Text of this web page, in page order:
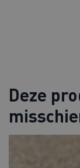
Deze